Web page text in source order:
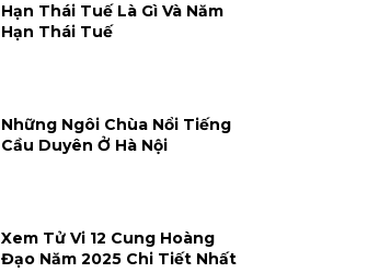
Hạn Thái Tuế Là Gì Và Năm
Hạn Thái Tuế
Những Ngôi Chùa Nổi Tiếng
Cầu Duyên Ở Hà Nội
Xem Tử Vi 12 Cung Hoàng
Đạo Năm 2025 Chi Tiết Nhất